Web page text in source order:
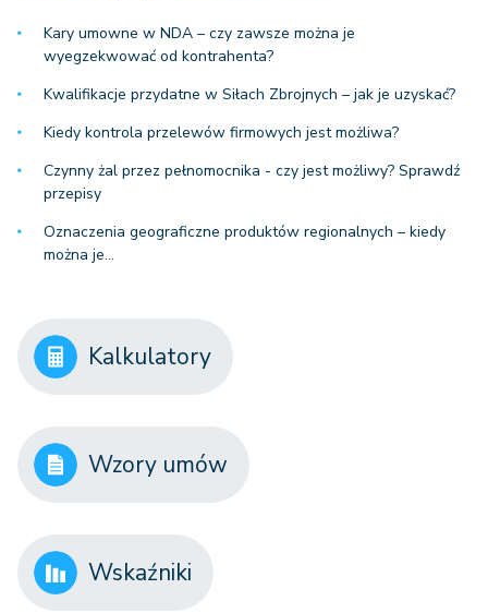
Kary umowne w NDA – czy zawsze można je
wyegzekwować od kontrahenta?
Kwalifikacje przydatne w Siłach Zbrojnych – jak je uzyskać?
Kiedy kontrola przelewów firmowych jest możliwa?
Czynny żal przez pełnomocnika - czy jest możliwy? Sprawdź
przepisy
Oznaczenia geograficzne produktów regionalnych – kiedy
można je…
Kalkulatory
Wzory umów
Wskaźniki